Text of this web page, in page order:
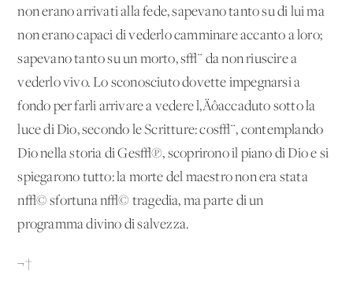
non erano arrivati alla fede, sapevano tanto su di lui ma
non erano capaci di vederlo camminare accanto a loro;
sapevano tanto su un morto, s√¨ da non riuscire a
vederlo vivo. Lo sconosciuto dovette impegnarsi a
fondo per farli arrivare a vedere l‚Äôaccaduto sotto la
luce di Dio, secondo le Scritture: cos√¨, contemplando
Dio nella storia di Ges√π, scoprirono il piano di Dio e si
spiegarono tutto: la morte del maestro non era stata
n√© sfortuna n√© tragedia, ma parte di un
programma divino di salvezza.
¬†